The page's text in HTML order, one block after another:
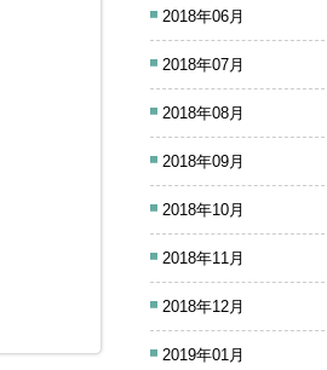
2018年06月
2018年07月
2018年08月
2018年09月
2018年10月
2018年11月
2018年12月
2019年01月